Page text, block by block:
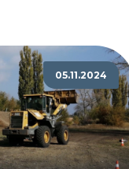
05.11.2024